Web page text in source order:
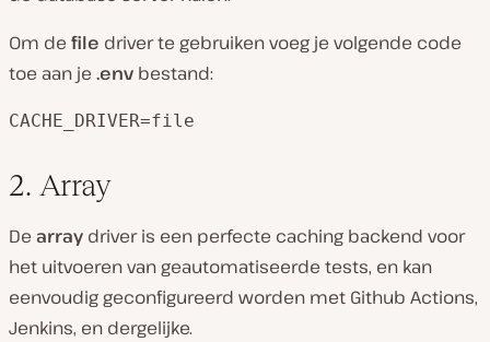
Om de file driver te gebruiken voeg je volgende code
toe aan je .env bestand:
CACHE_DRIVER=file
2. Array
De array driver is een perfecte caching backend voor
het uitvoeren van geautomatiseerde tests, en kan
eenvoudig geconfigureerd worden met Github Actions,
Jenkins, en dergelijke.